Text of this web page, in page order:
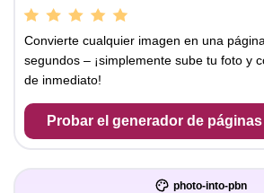
Convierte cualquier imagen en una
segundos – ¡simplemente sube tu foto y
de inmediato!
Probar el generador de
photo-into-pbn